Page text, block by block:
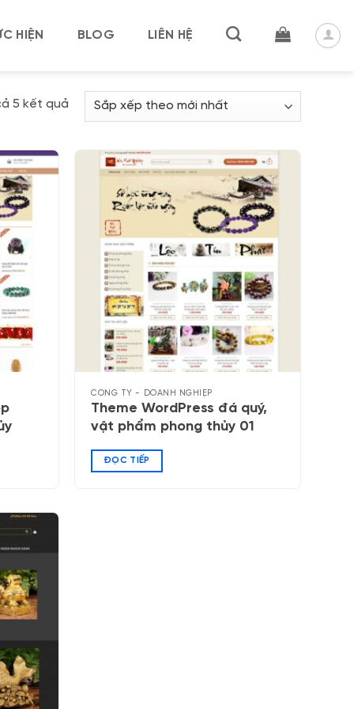
HIỆN BLOG LIÊN HỆ
5 kết quảĐã
sắp
CÔNG TY - DOANH NGHIỆP
Theme WordPress đá quý,
vật phẩm phong thủy 01
ĐỌC TIẾP